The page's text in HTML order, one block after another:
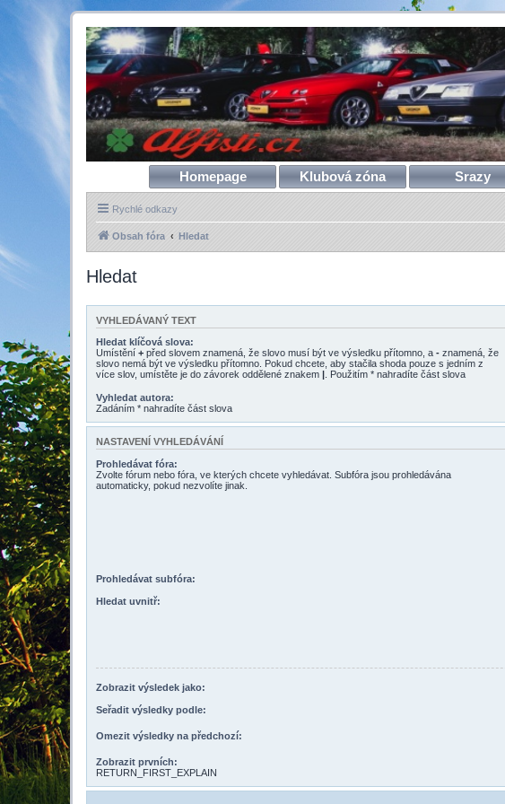
Homepage Klubová zóna Srazy
Rychlé odkazy
Obsah fóra Hledat
Hledat
VYHLEDÁVANÝ TEXT
Hledat klíčová slova:
Umístění + před slovem znamená, že slovo musí být ve výsledku přítomno, a - znamená, že
slovo nemá být ve výsledku přítomno. Pokud chcete, aby stačila shoda pouze s jedním z
více slov, umístěte je do závorek oddělené znakem | . Použitím * nahradíte část slova
Vyhledat autora:
Zadáním * nahradíte část slova
NASTAVENÍ VYHLEDÁVÁNÍ
Prohledávat fóra:
Zvolte fórum nebo fóra, ve kterých chcete vyhledávat. Subfóra jsou prohledávána
automaticky, pokud nezvolíte jinak.
Prohledávat subfóra:
Hledat uvnitř:
Zobrazit výsledek jako:
Seřadit výsledky podle:
Omezit výsledky na předchozí:
Zobrazit prvních:
RETURN_FIRST_EXPLAIN